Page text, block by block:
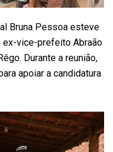
Bruna Pessoa esteve
ex-vice-prefeito Abraão
Durante a reunião,
apoiar a candidatura